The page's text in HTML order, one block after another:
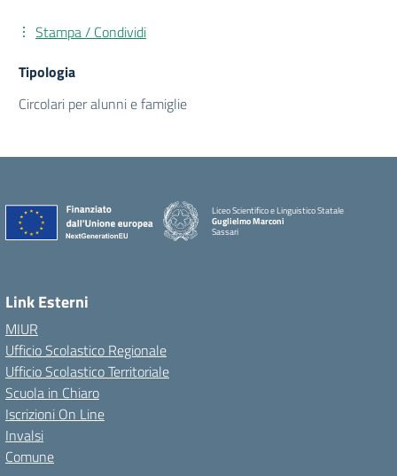
Stampa / Condividi
Tipologia
Circolari per alunni e famiglie
Liceo Scientifico e Linguistico Statale
Guglielmo Marconi
Sassari
Link Esterni
MIUR
Ufficio Scolastico Regionale
Ufficio Scolastico Territoriale
Scuola in Chiaro
Iscrizioni On Line
Invalsi
Comune